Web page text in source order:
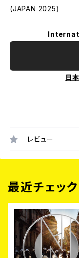
(JAPAN 2025)
日
レビュー
最近チェッ